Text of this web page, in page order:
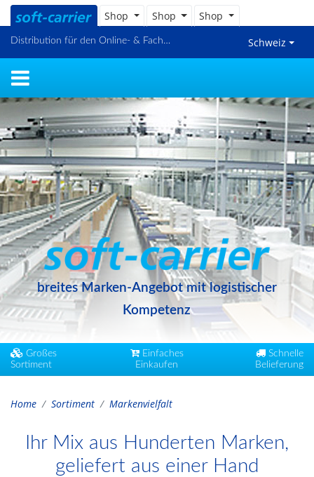
Shop Shop Shop
Distribution für den Online- & Fachhandel Schweiz
breites Marken-Angebot mit logistischer
Kompetenz
Großes
Sortiment
Einfaches
Einkaufen
Schnelle
Belieferung
Home Sortiment Markenvielfalt
Ihr Mix aus Hunderten Marken,
geliefert aus einer Hand